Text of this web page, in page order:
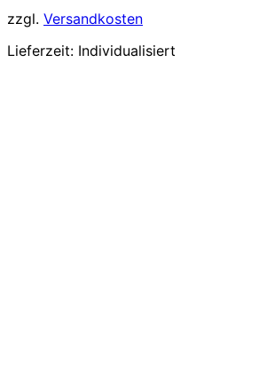
zzgl. Versandkosten
Lieferzeit: Individualisiert